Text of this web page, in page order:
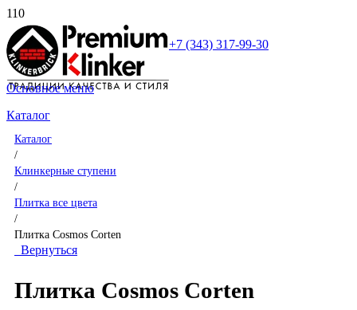
+7 (343) 317-99-30
Основное меню
Каталог
Каталог
/
Клинкерные ступени
/
Плитка все цвета
/
Плитка Cosmos Corten
Вернуться
Плитка Cosmos Corten